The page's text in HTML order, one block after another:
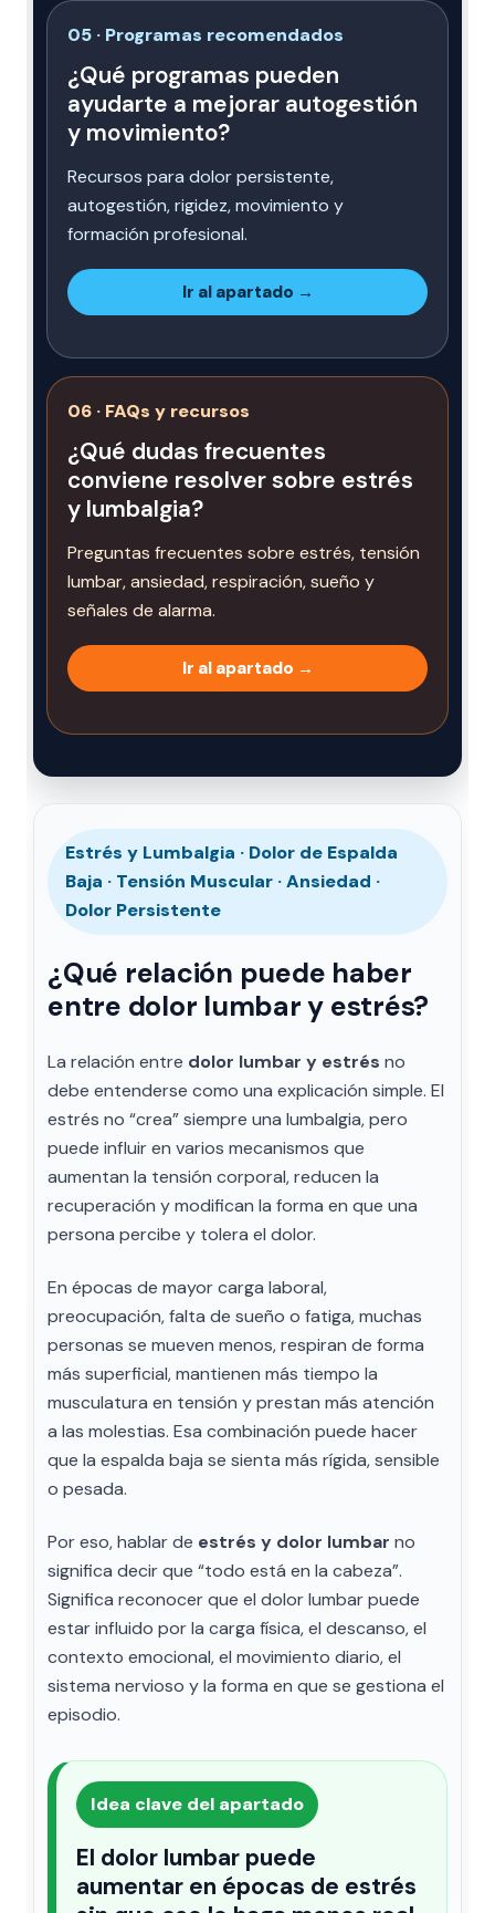
05 · Programas recomendados
¿Qué programas pueden
ayudarte a mejorar autogestión
y movimiento?
Recursos para dolor persistente,
autogestión, rigidez, movimiento y
formación profesional.
Ir al apartado →
06 · FAQs y recursos
¿Qué dudas frecuentes
conviene resolver sobre estrés
y lumbalgia?
Preguntas frecuentes sobre estrés, tensión
lumbar, ansiedad, respiración, sueño y
señales de alarma.
Ir al apartado →
Estrés y Lumbalgia · Dolor de Espalda
Baja · Tensión Muscular · Ansiedad ·
Dolor Persistente
¿Qué relación puede haber
entre dolor lumbar y estrés?
La relación entre dolor lumbar y estrés no
debe entenderse como una explicación simple. El
estrés no “crea” siempre una lumbalgia, pero
puede influir en varios mecanismos que
aumentan la tensión corporal, reducen la
recuperación y modifican la forma en que una
persona percibe y tolera el dolor.
En épocas de mayor carga laboral,
preocupación, falta de sueño o fatiga, muchas
personas se mueven menos, respiran de forma
más superficial, mantienen más tiempo la
musculatura en tensión y prestan más atención
a las molestias. Esa combinación puede hacer
que la espalda baja se sienta más rígida, sensible
o pesada.
Por eso, hablar de estrés y dolor lumbar no
significa decir que “todo está en la cabeza”.
Significa reconocer que el dolor lumbar puede
estar influido por la carga física, el descanso, el
contexto emocional, el movimiento diario, el
sistema nervioso y la forma en que se gestiona el
episodio.
Idea clave del apartado
El dolor lumbar puede
aumentar en épocas de estrés